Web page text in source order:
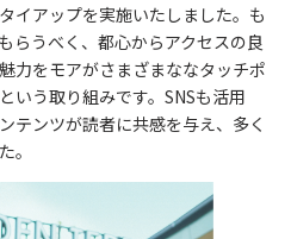
イアップを実施いたしました。も
らうべく、都心からアクセスの良
力をモアがさまざまななタッチポ
いう取り組みです。SNSも活用
テンツが読者に共感を与え、多く
。